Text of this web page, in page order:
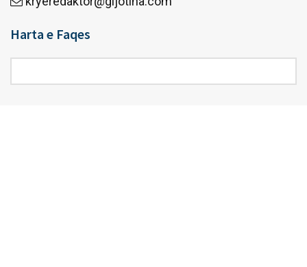
Harta e Faqes
e